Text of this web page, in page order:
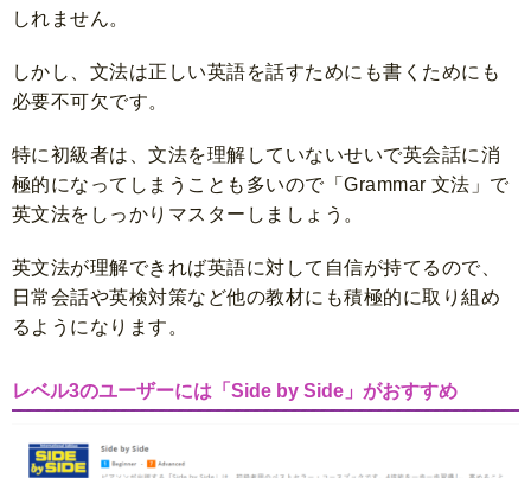
しれません。
しかし、文法は正しい英語を話すためにも書くためにも
必要不可欠です。
特に初級者は、文法を理解していないせいで英会話に消
極的になってしまうことも多いので「Grammar 文法」で
英文法をしっかりマスターしましょう。
英文法が理解できれば英語に対して自信が持てるので、
日常会話や英検対策など他の教材にも積極的に取り組め
るようになります。
レベル3のユーザーには「Side by Side」がおすすめ